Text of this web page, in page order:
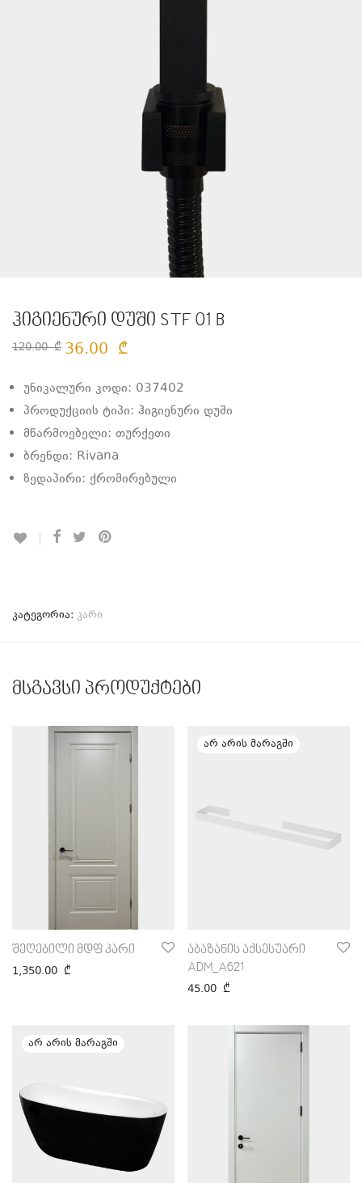
ჰიგიენური დუში STF 01 B
120.00₾ 36.00 ₾
უნიკალური კოდი: 037402
პროდუქციის ტიპი: ჰიგიენური დუში
მწარმოებელი: თურქეთი
ბრენდი: Rivana
ზედაპირი: ქრომირებული
კატეგორია: კარი
მსგავსი პროდუქტები
შეღებილი მდფ კარი
1,350.00 ₾
აბაზანის აქსესუარი
ADM_A621
45.00 ₾